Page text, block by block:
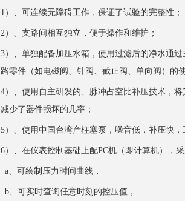
1 ）、可连续无障碍工作，保证了试验的完整性；
2）、支路间相互独立，便于操作和维护；
3）、单独配备加压水箱，使用过滤后的净水通
路零件（如电磁阀、针阀、截止阀、单向阀）的
4）、使用自主研发的、脉冲占空比补压技术，
减少了器件损坏的几率；
5）、使用中国台湾产柱塞泵，噪音低，补压快
6）、在仪表控制基础上配PC机（即计算机），
a、可绘制压力时间曲线，
b、可实时查询任意时刻的控压值，